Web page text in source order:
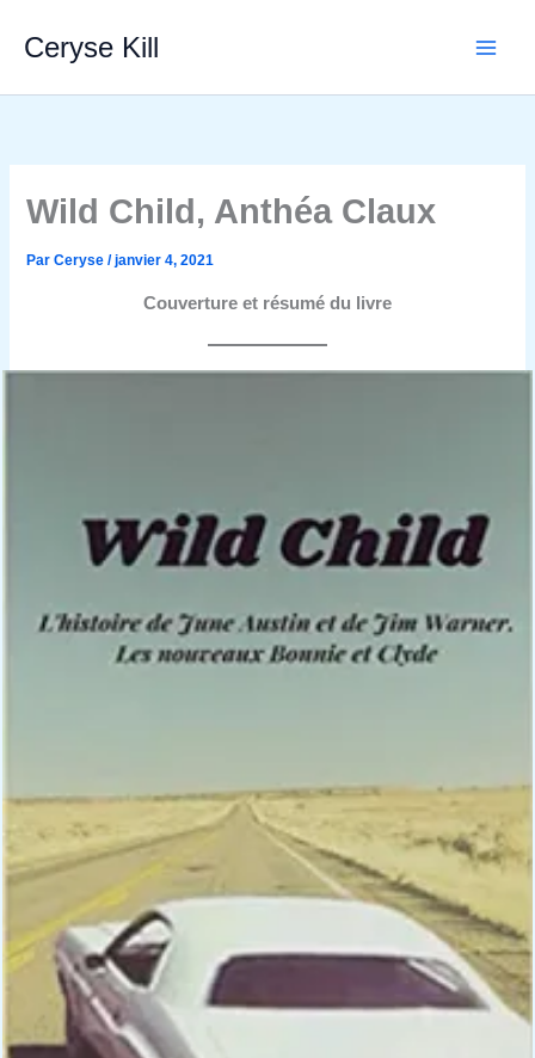
Ceryse Kill
Wild Child, Anthéa Claux
ParCeryse/janvier 4, 2021
Couverture et résumé du livre